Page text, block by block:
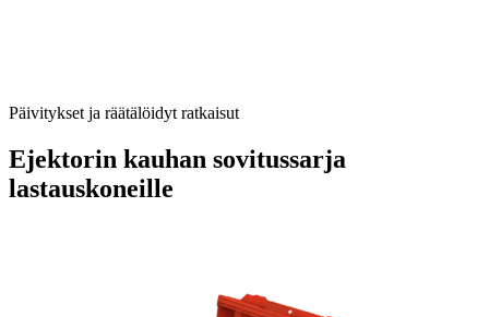
Päivitykset ja räätälöidyt ratkaisut
Ejektorin kauhan sovitussarja
lastauskoneille